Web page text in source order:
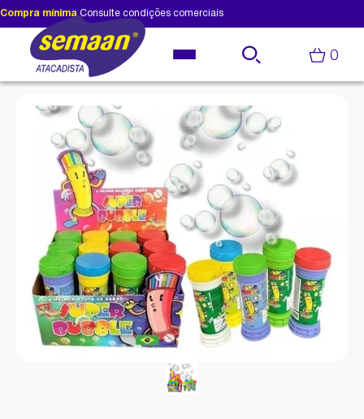
Compra mínima Consulte condições comerciais
0